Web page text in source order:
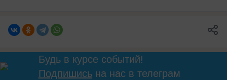
Будь в курсе событий!
Подпишисьна нас в телеграм